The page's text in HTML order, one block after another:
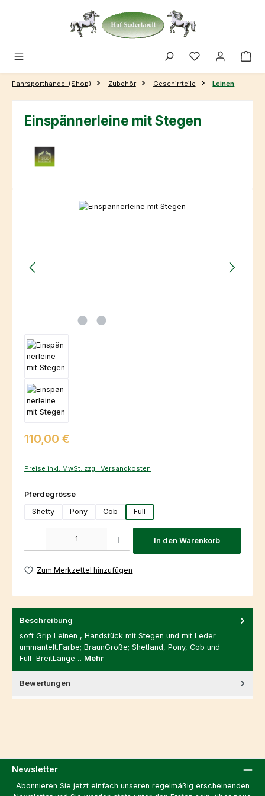
Zum Hauptinhalt springen
Fahrsporthandel (Shop) Zubehör Geschirrteile Leinen
Einspännerleine mit Stegen
Bildergalerie überspringen
Regulärer Preis:
110,00 €
Preise inkl. MwSt. zzgl. Versandkosten
Pferdegrösseauswählen
Shetty
Pony Cob Full
Produkt Anzahl: Gib den gewünschten Wert ein oder benutze die
In den Warenkorb
Zum Merkzettel hinzufügen
Beschreibung
soft Grip Leinen , Handstück mit Stegen und mit Leder
ummantelt.Farbe; BraunGröße; Shetland, Pony, Cob und
Full BreitLänge… Mehr
Bewertungen
Newsletter
Abonnieren Sie jetzt einfach unseren regelmäßig erscheinenden